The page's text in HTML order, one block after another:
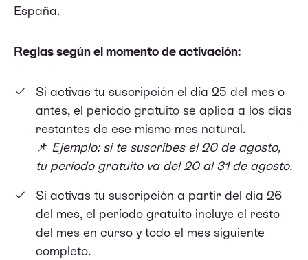
España.
Reglas según el momento de activación:
Si activas tu suscripción el día 25 del mes o
antes, el período gratuito se aplica a los días
restantes de ese mismo mes natural.
📌 Ejemplo: si te suscribes el 20 de agosto,
tu período gratuito va del 20 al 31 de agosto.
Si activas tu suscripción a partir del día 26
del mes, el período gratuito incluye el resto
del mes en curso y todo el mes siguiente
completo.